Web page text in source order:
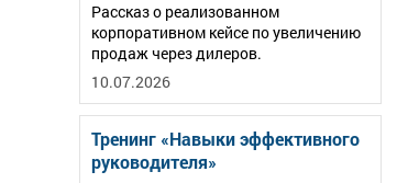
Рассказ о реализованном
корпоративном кейсе по увеличению
продаж через дилеров.
10.07.2026
Тренинг «Навыки эффективного
руководителя»